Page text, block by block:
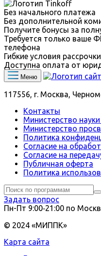
Без начального платежа
Без дополнительной
Получите бонусы за
Требуется только ваше
телефона
Гибкие условия рассрочки
Доступна оплата от
Меню
117556, г. Москва,
Контакты
Министерство
Министерство
Политика
Согласие на
Согласие на
Публичная оферта
Политика
Задать вопрос
Пн-Пт 9:00‑21:00 по
© 2024 «МИППК»
Карта сайта